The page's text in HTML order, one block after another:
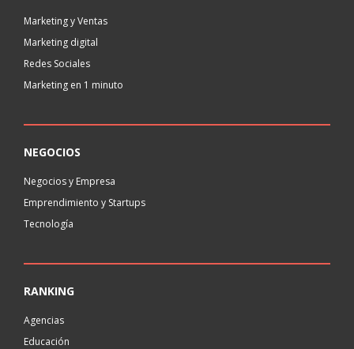
Marketing y Ventas
Marketing digital
Redes Sociales
Marketing en 1 minuto
NEGOCIOS
Negocios y Empresa
Emprendimiento y Startups
Tecnología
RANKING
Agencias
Educación